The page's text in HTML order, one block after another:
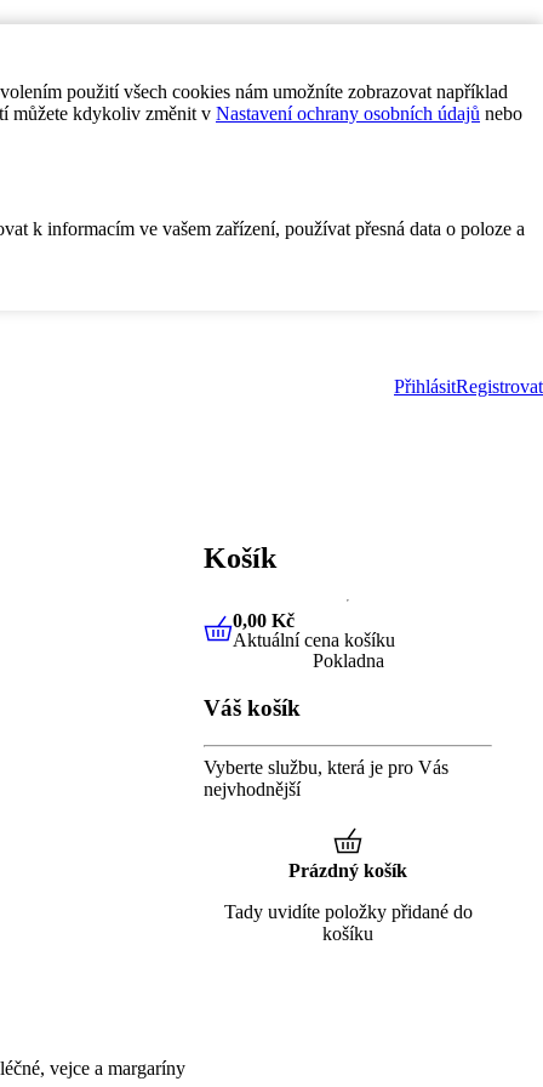
použití všech cookies nám umožníte zobrazovat například
můžete kdykoliv změnit v Nastavení ochrany osobních údajů nebo
k informacím ve vašem zařízení, používat přesná data o poloze a
PřihlásitRegistrovat
vejce a margaríny
Košík
0,00 KčAktuální cena košíku
0,00 Kč
Aktuální cena košíku
Pokladna
Váš košík
Vyberte službu, která je pro Vás
nejvhodnější
Prázdný košík
Tady uvidíte položky přidané do
košíku